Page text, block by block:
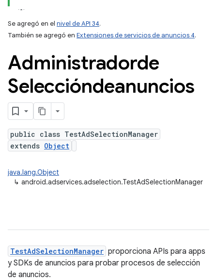
Se agregó en el nivel de API 34.
También se agregó en Extensiones de servicios de anuncios 4.
Administradorde
Seleccióndeanuncios
public class TestAdSelectionManager
extends Object
java.lang.Object
↳ android.adservices.adselection.TestAdSelectionManager
TestAdSelectionManager proporciona APIs para apps
y SDKs de anuncios para probar procesos de selección
de anuncios.